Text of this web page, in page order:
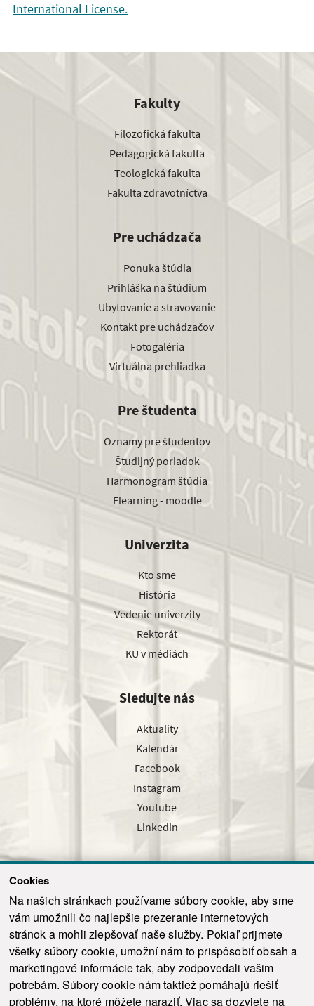
Cookies
Na našich stránkach používame súbory cookie, aby sme
vám umožnili čo najlepšie prezeranie internetových
stránok a mohli zlepšovať naše služby. Pokiaľ prijmete
všetky súbory cookie, umožní nám to prispôsobiť obsah a
marketingové informácie tak, aby zodpovedali vašim
potrebám. Súbory cookie nám taktiež pomáhajú riešiť
problémy, na ktoré môžete naraziť. Viac sa dozviete na
International License.
Fakulty
Filozofická fakulta
Pedagogická fakulta
Teologická fakulta
Fakulta zdravotníctva
Pre uchádzača
Ponuka štúdia
Prihláška na štúdium
Ubytovanie a stravovanie
Kontakt pre uchádzačov
Fotogaléria
Virtuálna prehliadka
Pre študenta
Oznamy pre študentov
Študijný poriadok
Harmonogram štúdia
Elearning - moodle
Univerzita
Kto sme
História
Vedenie univerzity
Rektorát
KU v médiách
Sledujte nás
Aktuality
Kalendár
Facebook
Instagram
Youtube
Linkedin
Odoslať